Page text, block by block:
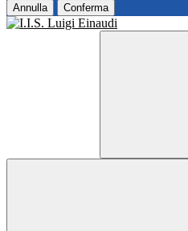
Annulla Conferma